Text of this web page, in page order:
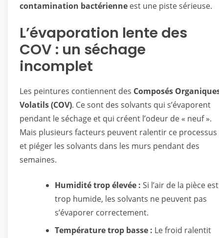
contamination bactérienne est une piste sérieuse.
L’évaporation lente des
COV : un séchage
incomplet
Les peintures contiennent des Composés
Volatils (COV). Ce sont des solvants qui s’évaporent
pendant le séchage et qui créent l’odeur de « neuf ».
Mais plusieurs facteurs peuvent ralentir ce processus
et piéger les solvants dans les murs pendant des
semaines.
Humidité trop élevée : Si l’air de la pièce est
trop humide, les solvants ne peuvent pas
s’évaporer correctement.
Température trop basse : Le froid ralentit